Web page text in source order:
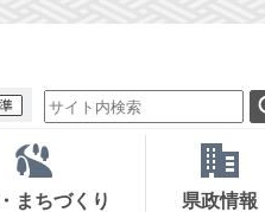
まちづくり 県政情報